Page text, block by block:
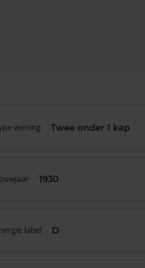
woning Twee onder 1 kap
1930
label D